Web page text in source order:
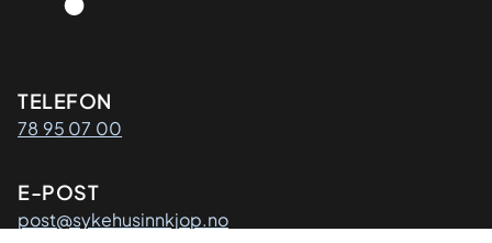
Kontaktinformasjon
TELEFON
78 95 07 00
E-POST
post@sykehusinnkjop.no